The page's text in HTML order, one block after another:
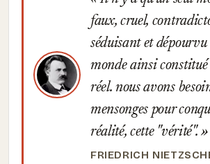
faux, cruel,
séduisant et dépourvu
monde ainsi constitué
réel. nous avons
mensonges pour
réalité, cette "vérité".
FRIEDRICH